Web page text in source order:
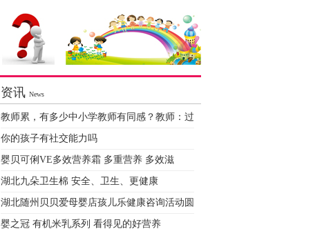
资讯 News
教师累，有多少中小学教师有同感？教师：过
你的孩子有社交能力吗
婴贝可俐VE多效营养霜 多重营养 多效滋
湖北九朵卫生棉 安全、卫生、更健康
湖北随州贝贝爱母婴店孩儿乐健康咨询活动圆
婴之冠 有机米乳系列 看得见的好营养